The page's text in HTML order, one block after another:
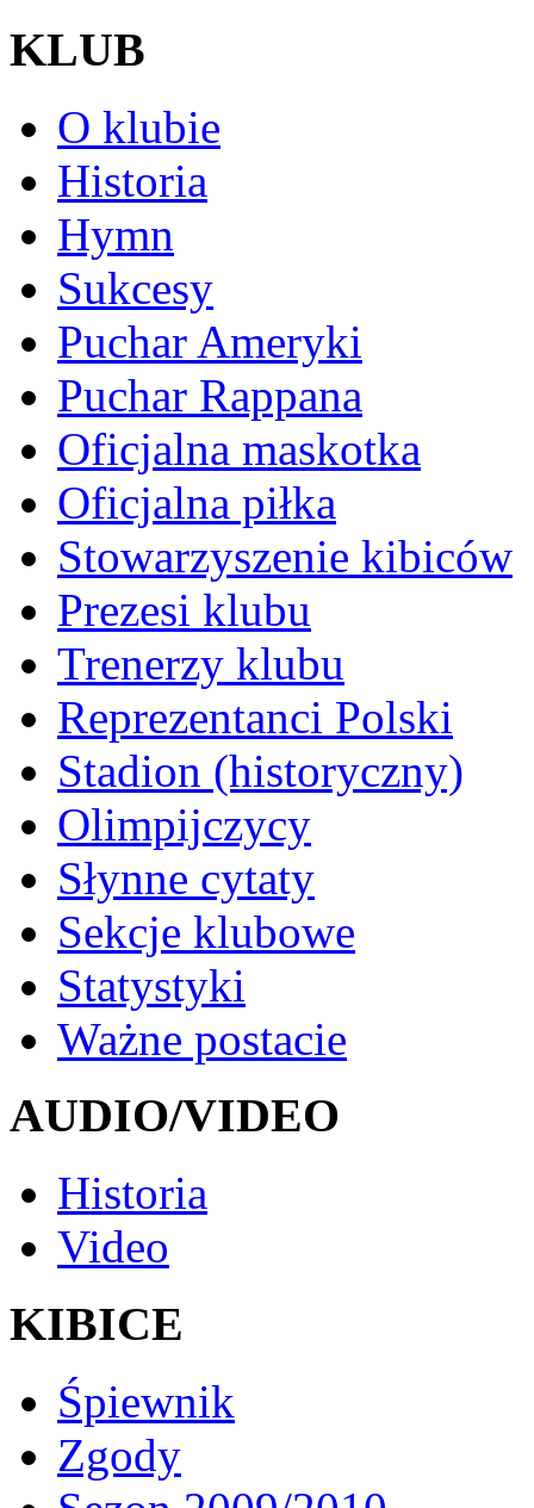
KLUB
O klubie
Historia
Hymn
Sukcesy
Puchar Ameryki
Puchar Rappana
Oficjalna maskotka
Oficjalna piłka
Stowarzyszenie kibiców
Prezesi klubu
Trenerzy klubu
Reprezentanci Polski
Stadion (historyczny)
Olimpijczycy
Słynne cytaty
Sekcje klubowe
Statystyki
Ważne postacie
AUDIO/VIDEO
Historia
Video
KIBICE
Śpiewnik
Zgody